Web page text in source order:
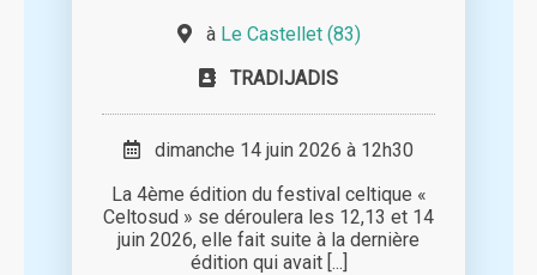
à Le Castellet (83)
TRADIJADIS
dimanche 14 juin 2026 à 12h30
La 4ème édition du festival celtique «
Celtosud » se déroulera les 12,13 et 14
juin 2026, elle fait suite à la dernière
édition qui avait [...]